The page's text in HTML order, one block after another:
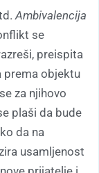
Ambivalencija
se
preispita
prema objektu
za njihovo
plaši da bude
da na
usamljenost